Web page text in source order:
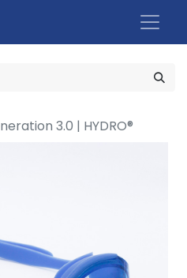
3.0 | HYDRO®